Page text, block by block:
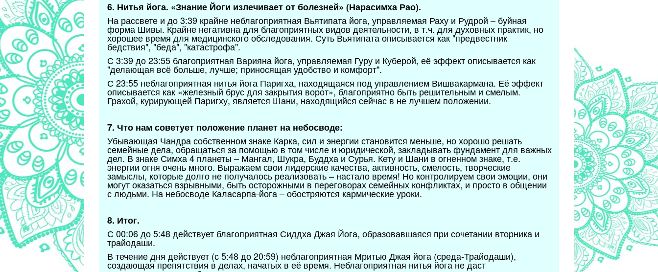
6. Нитья йога. «Знание Йоги излечивает от болезней» (Нарасимха Рао).
На рассвете и до 3:39 крайне неблагоприятная Вьятипата йога, управляемая Раху и Рудрой – буйная
форма Шивы. Крайне негативна для благоприятных видов деятельности, в т.ч. для духовных практик, но
хорошее время для медицинского обследования. Суть Вьятипата описывается как "предвестник
бедствия", "беда", "катастрофа".
С 3:39 до 23:55 благоприятная Варияна йога, управляемая Гуру и Куберой, её эффект описывается как
"делающая всё больше, лучше; приносящая удобство и комфорт".
С 23:55 неблагоприятная нитья йога Паригха, находящаяся под управлением Вишвакармана. Её эффект
описывается как «железный брус для закрытия ворот», благоприятно быть решительным и смелым.
Грахой, курирующей Паригху, является Шани, находящийся сейчас в не лучшем положении.
7. Что нам советует положение планет на небосводе:
Убывающая Чандра собственном знаке Карка, сил и энергии становится меньше, но хорошо решать
семейные дела, обращаться за помощью в том числе и юридической, закладывать фундамент для важных
дел. В знаке Симха 4 планеты – Мангал, Шукра, Буддха и Сурья. Кету и Шани в огненном знаке, т.е.
энергии огня очень много. Выражаем свои лидерские качества, активность, смелость, творческие
замыслы, которые долго не получалось реализовать – настало время! Но контролируем свои эмоции, они
могут оказаться взрывными, быть осторожными в переговорах семейных конфликтах, и просто в общении
с людьми. На небосводе Каласарпа-йога – обостряются кармические уроки.
8. Итог.
С 00:06 до 5:48 действует благоприятная Сиддха Джая Йога, образовавшаяся при сочетании вторника и
трайодаши.
В течение дня действует (с 5:48 до 20:59) неблагоприятная Мритью Джая йога (среда-Трайодаши),
создающая препятствия в делах, начатых в её время. Неблагоприятная нитья йога не даст